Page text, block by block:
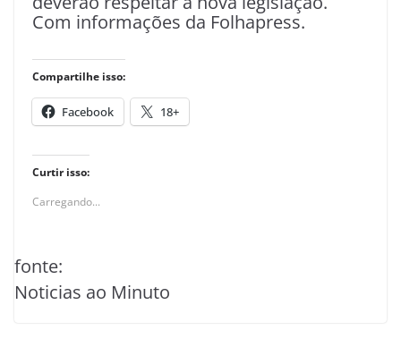
Com informações da Folhapress.
Compartilhe isso:
Facebook 18+
Curtir isso:
Carregando...
fonte:
Noticias ao Minuto